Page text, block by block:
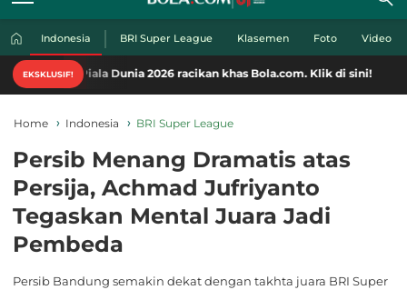
Indonesia BRI Super League Klasemen Foto Video
EKSKLUSIF!
Dunia 2026 racikan khas Bola.com. Klik di sini!
Home Indonesia BRI Super League
Persib Menang Dramatis atas
Persija, Achmad Jufriyanto
Tegaskan Mental Juara Jadi
Pembeda
Persib Bandung semakin dekat dengan takhta juara BRI Super